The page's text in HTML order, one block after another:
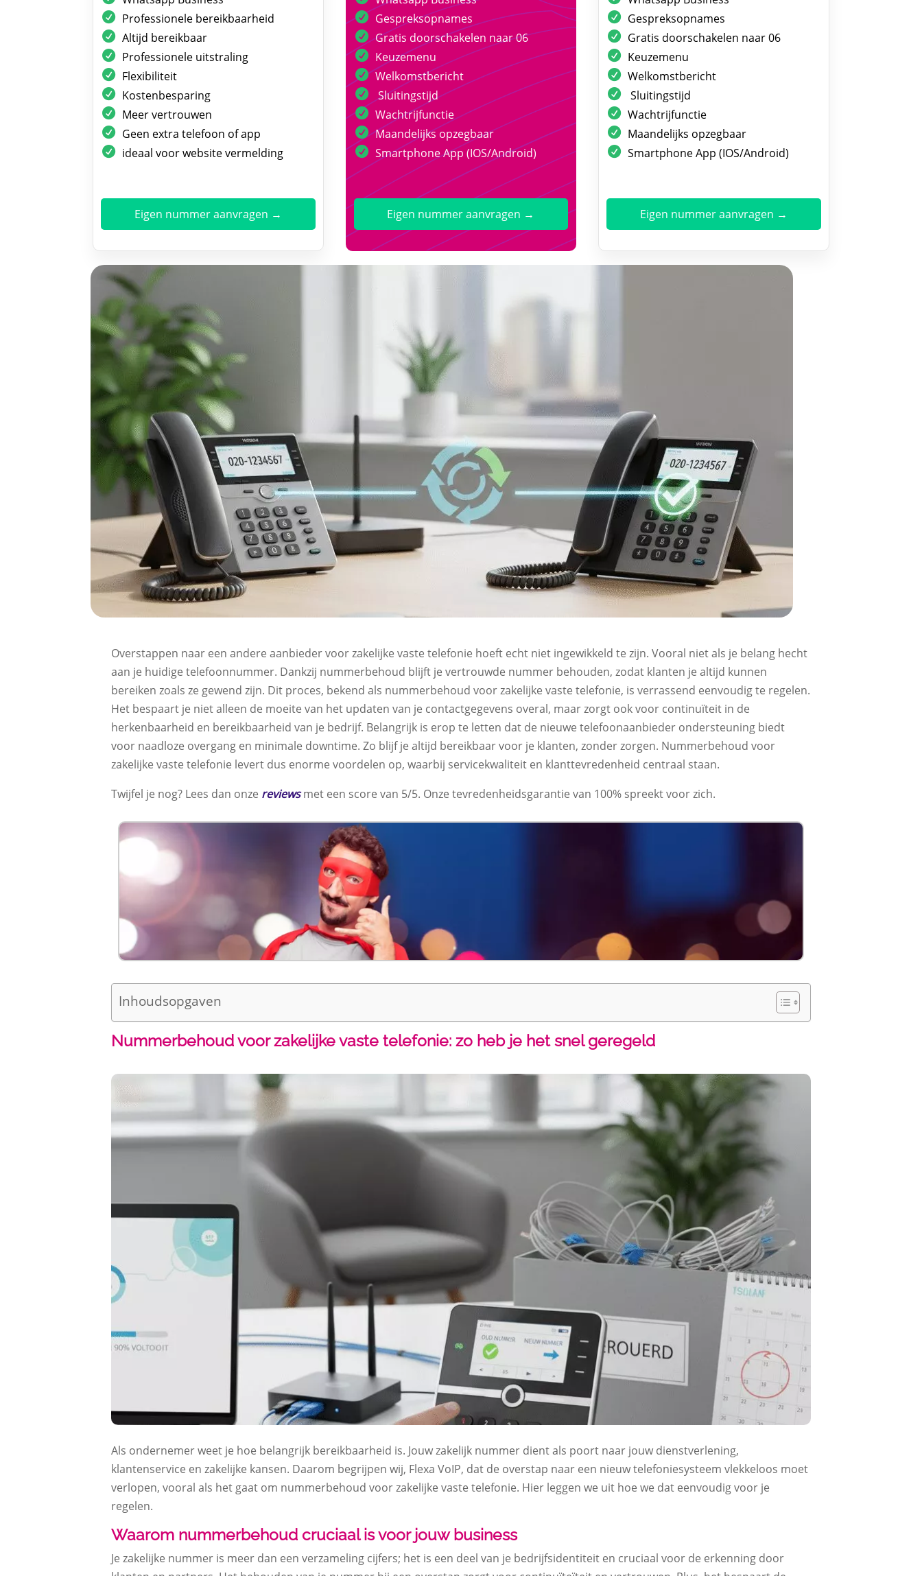
Professionele bereikbaarheid
Altijd bereikbaar
Professionele uitstraling
Flexibiliteit
Kostenbesparing
Meer vertrouwen
Geen extra telefoon of app
ideaal voor website vermelding
Eigen nummer aanvragen →
Gespreksopnames
Gratis doorschakelen naar 06
Keuzemenu
Welkomstbericht
Sluitingstijd
Wachtrijfunctie
Maandelijks opzegbaar
Smartphone App (IOS/Android)
Eigen nummer aanvragen →
Gespreksopnames
Gratis doorschakelen naar 06
Keuzemenu
Welkomstbericht
Sluitingstijd
Wachtrijfunctie
Maandelijks opzegbaar
Smartphone App (IOS/Android)
Eigen nummer aanvragen →
Overstappen naar een andere aanbieder voor zakelijke vaste telefonie hoeft echt niet ingewikkeld te zijn. Vooral niet als je belang hecht
aan je huidige telefoonnummer. Dankzij nummerbehoud blijft je vertrouwde nummer behouden, zodat klanten je altijd kunnen
bereiken zoals ze gewend zijn. Dit proces, bekend als nummerbehoud voor zakelijke vaste telefonie, is verrassend eenvoudig te regelen.
Het bespaart je niet alleen de moeite van het updaten van je contactgegevens overal, maar zorgt ook voor continuïteit in de
herkenbaarheid en bereikbaarheid van je bedrijf. Belangrijk is erop te letten dat de nieuwe telefoonaanbieder ondersteuning biedt
voor naadloze overgang en minimale downtime. Zo blijf je altijd bereikbaar voor je klanten, zonder zorgen. Nummerbehoud voor
zakelijke vaste telefonie levert dus enorme voordelen op, waarbij servicekwaliteit en klanttevredenheid centraal staan.
Twijfel je nog? Lees dan onze reviewsmet een score van 5/5. Onze tevredenheidsgarantie van 100% spreekt voor zich.
Inhoudsopgaven
Nummerbehoud voor zakelijke vaste telefonie: zo heb je het snel geregeld
Als ondernemer weet je hoe belangrijk bereikbaarheid is. Jouw zakelijk nummer dient als poort naar jouw dienstverlening,
klantenservice en zakelijke kansen. Daarom begrijpen wij, Flexa VoIP, dat de overstap naar een nieuw telefoniesysteem vlekkeloos moet
verlopen, vooral als het gaat om nummerbehoud voor zakelijke vaste telefonie. Hier leggen we uit hoe we dat eenvoudig voor je
regelen.
Waarom nummerbehoud cruciaal is voor jouw business
Je zakelijke nummer is meer dan een verzameling cijfers; het is een deel van je bedrijfsidentiteit en cruciaal voor de erkenning door